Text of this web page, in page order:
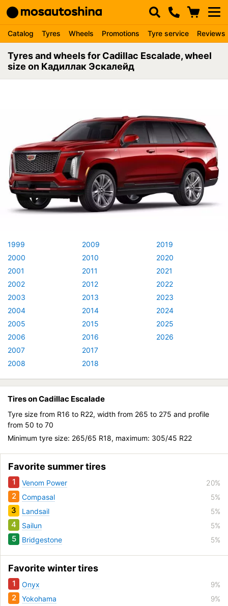
Catalog Tyres Wheels Promotions Tyre service Reviews
Tyres and wheels for Cadillac Escalade, wheel
size on Кадиллак Эскалейд
1999
2000
2001
2002
2003
2004
2005
2006
2007
2008
2009
2010
2011
2012
2013
2014
2015
2016
2017
2018
2019
2020
2021
2022
2023
2024
2025
2026
Tires on Cadillac Escalade
Tyre size from R16 to R22, width from 265 to 275 and profile
from 50 to 70
Minimum tyre size: 265/65 R18, maximum: 305/45 R22
Favorite summer tires
1 Venom Power 20%
2 Compasal 5%
3 Landsail 5%
4 Sailun 5%
5 Bridgestone 5%
Favorite winter tires
1 Onyx 9%
2 Yokohama 9%